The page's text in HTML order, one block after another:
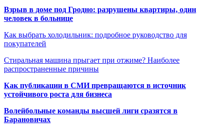
Взрыв в доме под Гродно: разрушены квартиры, один
человек в больнице
Как выбрать холодильник: подробное руководство для
покупателей
Стиральная машина прыгает при отжиме? Наиболее
распространенные причины
Как публикации в СМИ превращаются в источник
устойчивого роста для бизнеса
Волейбольные команды высшей лиги сразятся в
Барановичах